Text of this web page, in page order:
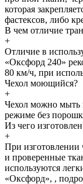
которая
фастексов, либо
В чем отличие
+
Отличие в
«Оксфорд 240»
80 км/ч, при
Чехол моющийся?
+
Чехол можно мыть
режиме без
Из чего
+
При изготовлении
и проверенные
используются
«Оксфорд», ,